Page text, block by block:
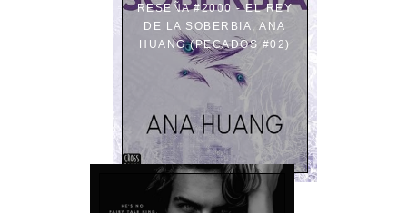
RESEÑA #2000 - EL REY
DE LA SOBERBIA, ANA
HUANG (PECADOS #02)